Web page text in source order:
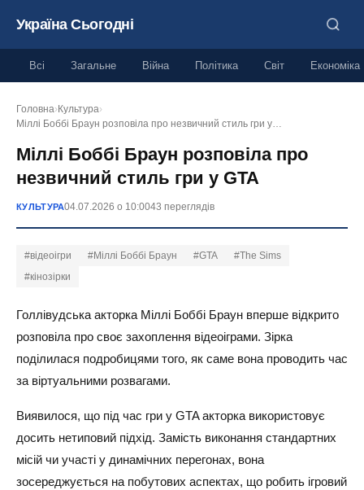
Україна Сьогодні
Всі Загальне Війна Політика Світ Економіка
Головна› Культура›
Міллі Боббі Браун розповіла про незвичний стиль гри у…
Міллі Боббі Браун розповіла про
незвичний стиль гри у GTA
КУЛЬТУРА04.07.2026 о 10:0043 переглядів
#відеоігри #Міллі Боббі Браун #GTA
#The Sims
#кінозірки
Голлівудська акторка Міллі Боббі Браун вперше відкрито
розповіла про своє захоплення відеоіграми. Зірка
поділилася подробицями того, як саме вона проводить час
за віртуальними розвагами.
Виявилося, що під час гри у GTA акторка використовує
досить нетиповий підхід. Замість виконання стандартних
місій чи участі у динамічних перегонах, вона
зосереджується на побутових аспектах, що робить ігровий